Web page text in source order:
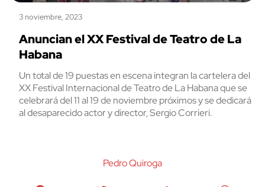
3 noviembre, 2023
Anuncian el XX Festival de Teatro de La
Habana
Un total de 19 puestas en escena integran la cartelera del
XX Festival Internacional de Teatro de La Habana que se
celebrará del 11 al 19 de noviembre próximos y se dedicará
al desaparecido actor y director, Sergio Corrieri.
Pedro Quiroga